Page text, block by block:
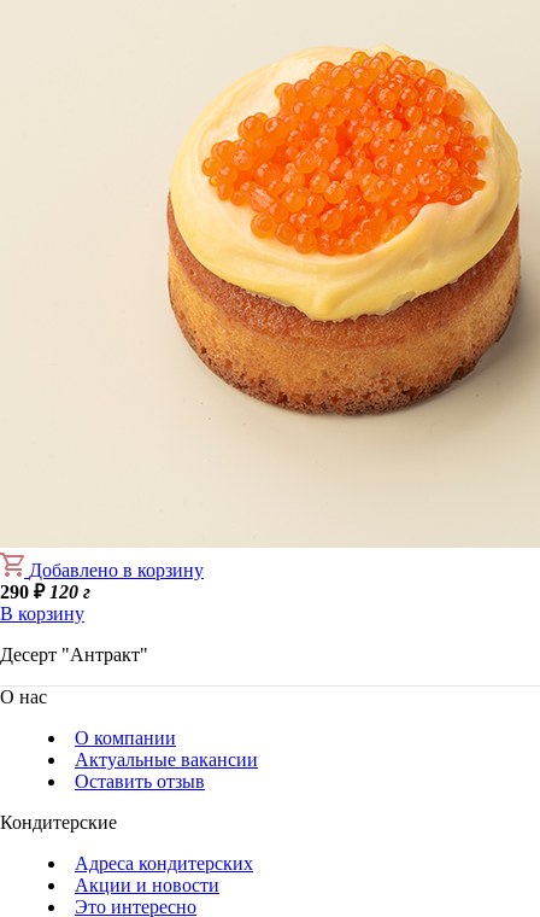
Добавлено в корзину
290 ₽ 120 г
В корзину
Десерт "Антракт"
О нас
О компании
Актуальные вакансии
Оставить отзыв
Кондитерские
Адреса кондитерских
Акции и новости
Это интересно